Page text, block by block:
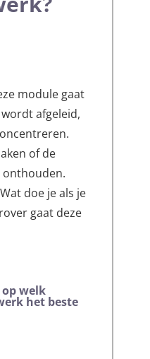
module gaat
afgeleid,
of de
doe je als je
gaat deze
welk
het beste